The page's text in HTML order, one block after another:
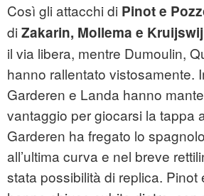
Così gli attacchi di Pinot e
di Zakarin, Mollema e
il via libera, mentre Dumoulin,
hanno rallentato vistosamente.
Garderen e Landa hanno
vantaggio per giocarsi la tappa
Garderen ha fregato lo
all’ultima curva e nel breve
stata possibilità di replica. Pinot